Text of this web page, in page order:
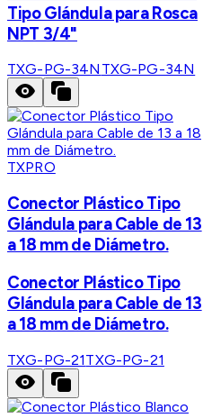
Tipo Glándula para Rosca
NPT 3/4"
TXG-PG-34N TXG-PG-34N
TXPRO
Conector Plástico Tipo
Glándula para Cable de 13
a 18 mm de Diámetro.
Conector Plástico Tipo
Glándula para Cable de 13
a 18 mm de Diámetro.
TXG-PG-21TXG-PG-21